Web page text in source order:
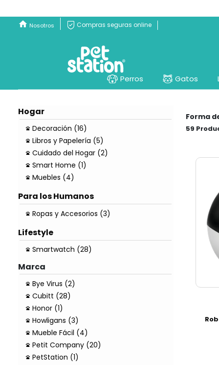
Nosotros Compras seguras online
Perros Gatos
Hogar
Decoración (16)
Libros y Papelería (5)
Cuidado del Hogar (2)
Smart Home (1)
Muebles (4)
Para los Humanos
Ropas y Accesorios (3)
Lifestyle
Smartwatch (28)
Marca
Bye Virus (2)
Cubitt (28)
Honor (1)
Howligans (3)
Mueble Fácil (4)
Petit Company (20)
PetStation (1)
Forma
59